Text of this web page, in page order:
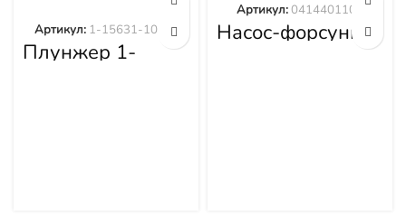
Плунжер 1-
15631-101-0
Артикул: 1-15631-101-0 Насос-форсунка
0414401105
Артикул:0414401105